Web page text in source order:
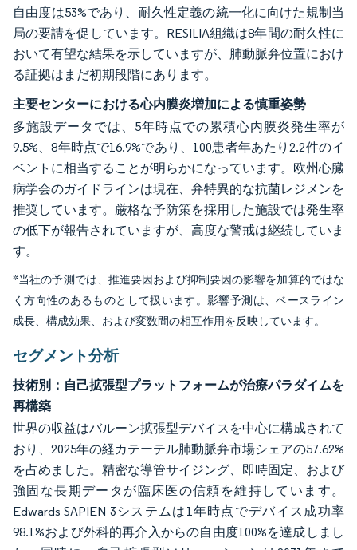
自由度は53%であり、耐久性定義の統一化に向けた規制当
局の要請を促しています。RESILIA組織は8年間の耐久性に
おいて有望な結果を示していますが、肺動脈弁位置におけ
る証拠はまだ初期段階にあります。
主要センターにおける心内膜炎増加による慎重姿勢
多施設データでは、5年時点での累積心内膜炎発生率が
9.5%、8年時点で16.9%であり、100患者年あたり2.2件のイ
ベントに相当することが明らかになっています。欧州心臓
病学会のガイドラインは現在、弁特異的な抗菌レジメンを
推奨しています。厳格な予防策を採用した施設では発生率
の低下が報告されていますが、高度な警戒は継続していま
す。
*当社の予測では、推進要因および抑制要因の影響を加算的ではな
く方向性のあるものとして扱います。影響予測は、ベースライン
成長、構成効果、および変数間の相互作用を反映しています。
セグメント分析
技術別：自己拡張型プラットフォームが治療パラダイムを
再構築
世界の収益はバルーン拡張型デバイスを中心に構成されて
おり、2025年の経カテーテル肺動脈弁市場シェアの57.62%
を占めました。精密な導管サイジング、即時固定、および
強固な長期データが臨床医の信頼を維持しています。
Edwards SAPIEN 3システムは1年時点でデバイス成功率
98.1%および外科的再介入からの自由度100%を達成しまし